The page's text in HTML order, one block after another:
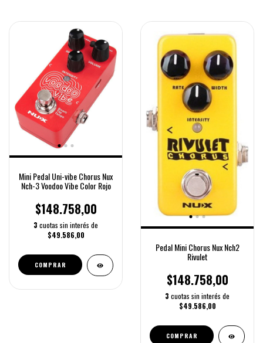
Mini Pedal Uni-vibe Chorus Nux
Nch-3 Voodoo Vibe Color Rojo
$148.758,00
3 cuotas sin interés de
$49.586,00
COMPRAR
Pedal Mini Chorus Nux Nch2
Rivulet
$148.758,00
3 cuotas sin interés de
$49.586,00
COMPRAR